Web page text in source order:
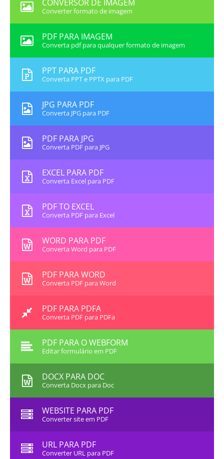
CONVERSOR DE IMAGEM
Converter formato de imagem
PDF PARA IMAGEM
Converta pdf para qualquer formato de imagem
PPT PARA PDF
Converta PPT e PPTX para PDF
JPG PARA PDF
Converta JPG para PDF
PDF PARA JPG
Converta PDF para JPG
EXCEL PARA PDF
Converta Excel para PDF
PDF TO EXCEL
Converta PDF para Excel
WORD PARA PDF
Converta Word para PDF
PDF PARA WORD
Converta PDF para Word
PDF PARA PDFA
Converta PDF para PDFa
PDF PARA O WEBFORM
Editar formulário em PDF
DOCX PARA DOC
Converta Docx para Doc
WEBSITE PARA PDF
Converter site em PDF
URL PARA PDF
Converter URL para PDF